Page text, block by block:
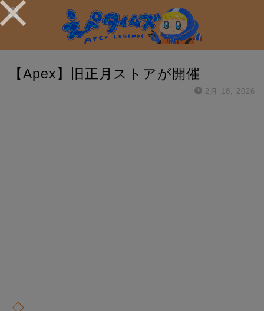
【Apex】旧正月ストアが開催
2月 18, 2026